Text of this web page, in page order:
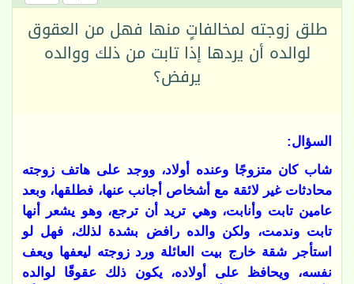
طلق زوجته لمخالفاتٍ منها فهل من العقوق
لوالده أن يردها إذا تابت من ذلك ووالده
يرفض؟
السؤال:
شاب كان متزوجًا وعنده أولاد، ووجد على هاتف زوجته
محادثات غير لائقة مع أشخاص أجانب عنها، فطلقها، وبعد
عامين تابت وأنابت، وهي تريد أن ترجع، وهو يشعر أنها
تابت وندمت، ولكن والده رافض بشدة لذلك، فهل لو
استأجر شقة خارج بيت العائلة ورد زوجته ليعفها ويعف
نفسه، ويحافظ على أولاده، يكون ذلك عقوقًا لوالده